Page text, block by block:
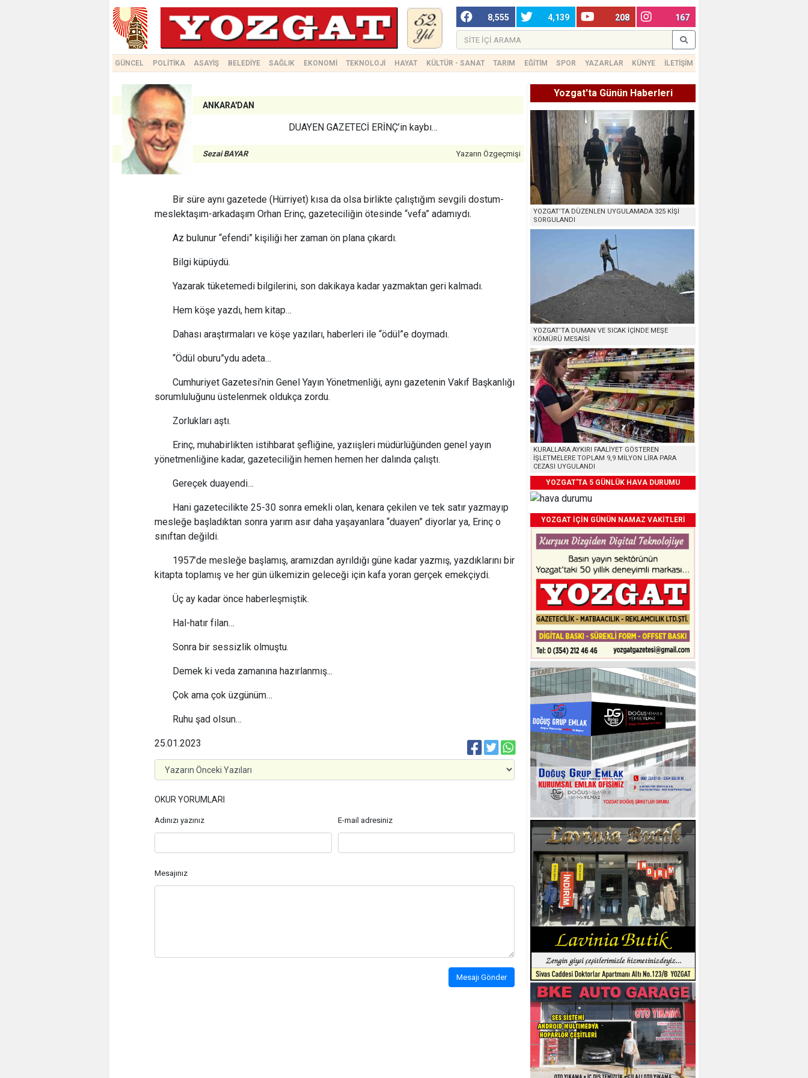
8,555 4,139 208 167
GÜNCEL POLİTİKA ASAYİŞ BELEDİYE SAĞLIK EKONOMİ TEKNOLOJİ HAYAT KÜLTÜR - SANAT TARIM EĞİTİM SPOR YAZARLAR KÜNYE İLETİŞİM
ANKARA'DAN
DUAYEN GAZETECİ ERİNÇ’in kaybı…
Sezai BAYAR Yazarın Özgeçmişi
Bir süre aynı gazetede (Hürriyet) kısa da olsa birlikte çalıştığım sevgili dostum-
meslektaşım-arkadaşım Orhan Erinç, gazeteciliğin ötesinde “vefa” adamıydı.
Az bulunur “efendi” kişiliği her zaman ön plana çıkardı.
Bilgi küpüydü.
Yazarak tüketemedi bilgilerini, son dakikaya kadar yazmaktan geri kalmadı.
Hem köşe yazdı, hem kitap…
Dahası araştırmaları ve köşe yazıları, haberleri ile “ödül”e doymadı.
“Ödül oburu”ydu adeta…
Cumhuriyet Gazetesi’nin Genel Yayın Yönetmenliği, aynı gazetenin Vakıf Başkanlığı
sorumluluğunu üstelenmek oldukça zordu.
Zorlukları aştı.
Erinç, muhabirlikten istihbarat şefliğine, yazıişleri müdürlüğünden genel yayın
yönetmenliğine kadar, gazeteciliğin hemen hemen her dalında çalıştı.
Gereçek duayendi…
Hani gazetecilikte 25-30 sonra emekli olan, kenara çekilen ve tek satır yazmayıp
mesleğe başladıktan sonra yarım asır daha yaşayanlara “duayen” diyorlar ya, Erinç o
sınıftan değildi.
1957’de mesleğe başlamış, aramızdan ayrıldığı güne kadar yazmış, yazdıklarını bir
kitapta toplamış ve her gün ülkemizin geleceği için kafa yoran gerçek emekçiydi.
Üç ay kadar önce haberleşmiştik.
Hal-hatır filan…
Sonra bir sessizlik olmuştu.
Demek ki veda zamanına hazırlanmış...
Çok ama çok üzgünüm…
Ruhu şad olsun…
25.01.2023
OKUR YORUMLARI
Adınızı yazınız E-mail adresiniz
Mesajınız
Mesajı Gönder
Yozgat'ta Günün Haberleri
YOZGAT’TA DÜZENLEN UYGULAMADA 325 KİŞİ
SORGULANDI
YOZGAT’TA DUMAN VE SICAK İÇİNDE MEŞE
KÖMÜRÜ MESAİSİ
KURALLARA AYKIRI FAALİYET GÖSTEREN
İŞLETMELERE TOPLAM 9,9 MİLYON LİRA PARA
CEZASI UYGULANDI
YOZGAT'TA 5 GÜNLÜK HAVA DURUMU
YOZGAT İÇİN GÜNÜN NAMAZ VAKİTLERİ